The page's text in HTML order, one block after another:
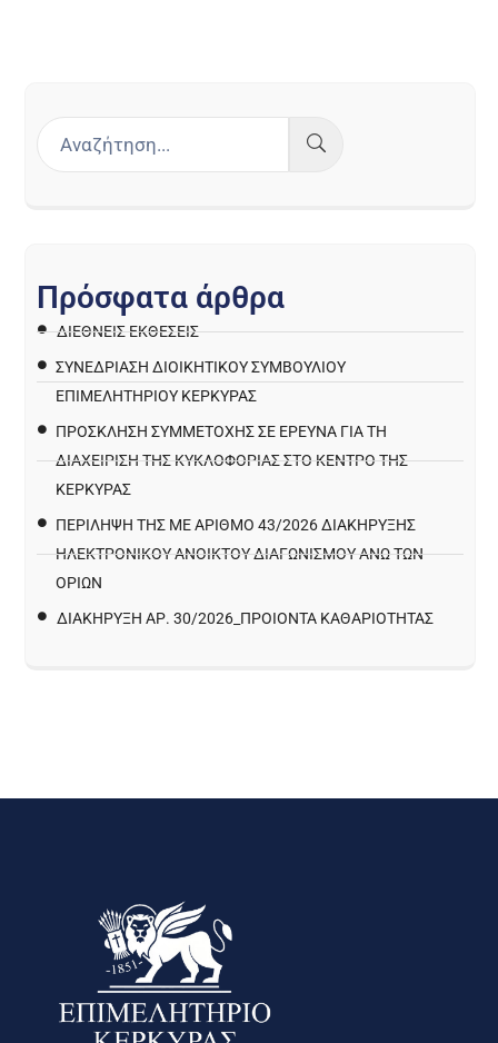
Πρόσφατα άρθρα
ΔΙΕΘΝΕΙΣ ΕΚΘΕΣΕΙΣ
ΣΥΝΕΔΡΙΑΣΗ ΔΙΟΙΚΗΤΙΚΟΥ ΣΥΜΒΟΥΛΙΟΥ
ΕΠΙΜΕΛΗΤΗΡΙΟΥ ΚΕΡΚΥΡΑΣ
ΠΡΌΣΚΛΗΣΗ ΣΥΜΜΕΤΟΧΉΣ ΣΕ ΈΡΕΥΝΑ ΓΙΑ ΤΗ
ΔΙΑΧΕΊΡΙΣΗ ΤΗΣ ΚΥΚΛΟΦΟΡΊΑΣ ΣΤΟ ΚΈΝΤΡΟ ΤΗΣ
ΚΈΡΚΥΡΑΣ
ΠΕΡΙΛΗΨΗ ΤΗΣ ΜΕ ΑΡΙΘΜΟ 43/2026 ΔΙΑΚΗΡΥΞΗΣ
ΗΛΕΚΤΡΟΝΙΚΟΥ ΑΝΟΙΚΤΟΥ ΔΙΑΓΩΝΙΣΜΟΥ ΑΝΩ ΤΩΝ
ΟΡΙΩΝ
ΔΙΑΚΉΡΥΞΗ ΑΡ. 30/2026_ΠΡΟΙΌΝΤΑ ΚΑΘΑΡΙΌΤΗΤΑΣ